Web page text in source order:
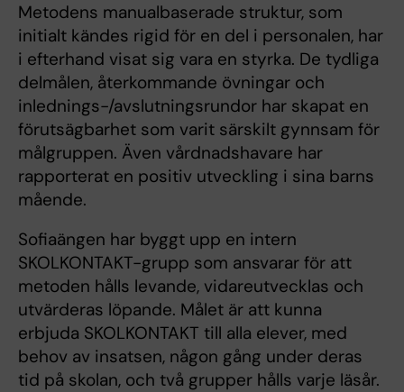
Metodens manualbaserade struktur, som
initialt kändes rigid för en del i personalen, har
i efterhand visat sig vara en styrka. De tydliga
delmålen, återkommande övningar och
inlednings-/avslutningsrundor har skapat en
förutsägbarhet som varit särskilt gynnsam för
målgruppen. Även vårdnadshavare har
rapporterat en positiv utveckling i sina barns
mående.
Sofiaängen har byggt upp en intern
SKOLKONTAKT-grupp som ansvarar för att
metoden hålls levande, vidareutvecklas och
utvärderas löpande. Målet är att kunna
erbjuda SKOLKONTAKT till alla elever, med
behov av insatsen, någon gång under deras
tid på skolan, och två grupper hålls varje läsår.